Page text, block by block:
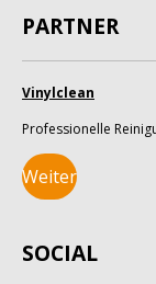
PARTNER
Vinylclean
Professionelle
Weiter
SOCIAL